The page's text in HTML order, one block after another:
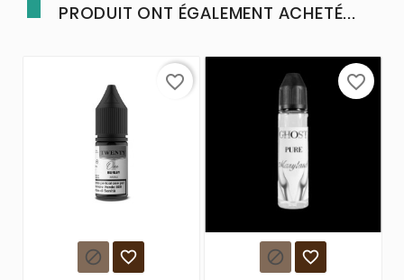
PRODUIT ONT ÉGALEMENT ACHETÉ...
 
favorite_border
 
favorite_border